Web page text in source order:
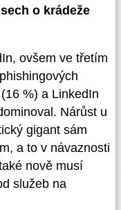
o krádeže
ovšem ve třetím
%) a LinkedIn
Nárůst u
gigant sám
a to v návaznosti
nově musí
služeb na